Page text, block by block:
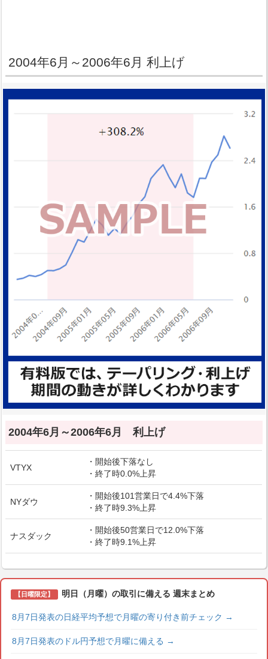
2004年6月～2006年6月 利上げ
2004年6月～2006年6月 利上げ
VTYX
・開始後下落なし
・終了時0.0%上昇
NYダウ
・開始後101営業日で4.4%下落
・終了時9.3%上昇
ナスダック
・開始後50営業日で12.0%下落
・終了時9.1%上昇
【日曜限定】 明日（月曜）の取引に備える 週末まとめ
8月7日発表の日経平均予想で月曜の寄り付き前チェック →
8月7日発表のドル円予想で月曜に備える →